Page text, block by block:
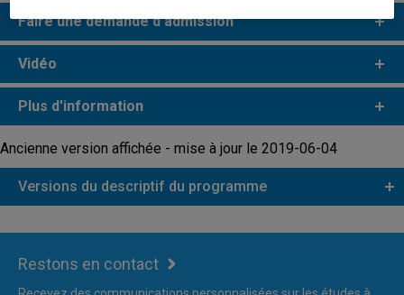
Faire une demande d'admission
Vidéo
Plus d'information
Ancienne version affichée - mise à jour le 2019-06-04
Versions du descriptif du programme
Restons en contact